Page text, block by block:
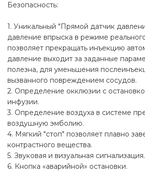
Безопасность:
1. Уникальный "Прямой датчик
давление впрыска в режиме
позволяет прекращать инъекцию
давление выходит за заданные
полезна, для уменьшения
вызванного повреждением сосудов.
2. Определение окклюзии с
инфузии.
3. Определение воздуха в системе
воздушную эмболию.
4. Мягкий "стоп" позволяет плавно
контрастного вещества.
5. Звуковая и визуальная сигнализация.
6. Кнопка «аварийной» остановки.